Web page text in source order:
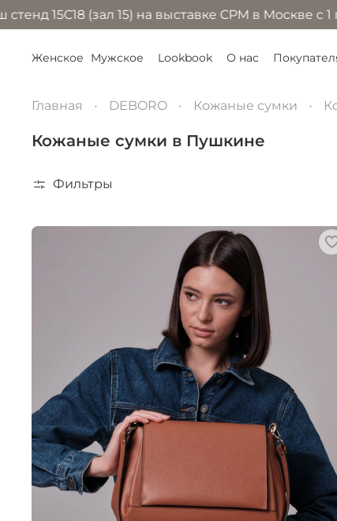
(зал 15) на выставке CPM в Москве с 1 по 4
Женское Мужское Lookbook О нас
Главная DEBORO Кожаные сумки
Кожаные сумки в Пушкине
Фильтры